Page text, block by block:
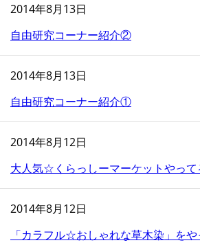
2014年8月13日
自由研究コーナー紹介②
2014年8月13日
自由研究コーナー紹介①
2014年8月12日
大人気☆くらっしーマーケットやって
2014年8月12日
「カラフル☆おしゃれな草木染」をや